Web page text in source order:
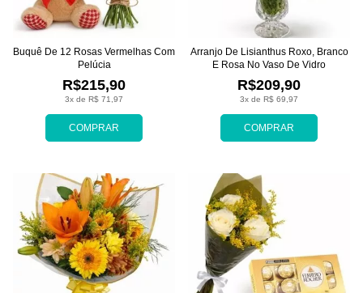
COMPRAR
3x de R$ 71,97
R$215,90
Buquê De 12 Rosas Vermelhas Com
Pelúcia
COMPRAR
3x de R$ 69,97
R$209,90
Arranjo De Lisianthus Roxo, Branco
E Rosa No Vaso De Vidro